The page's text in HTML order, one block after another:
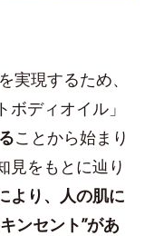
実現するため、
ディオイル」
ことから始まり
見をもとに辿り
より、人の肌に
ンセント”があ